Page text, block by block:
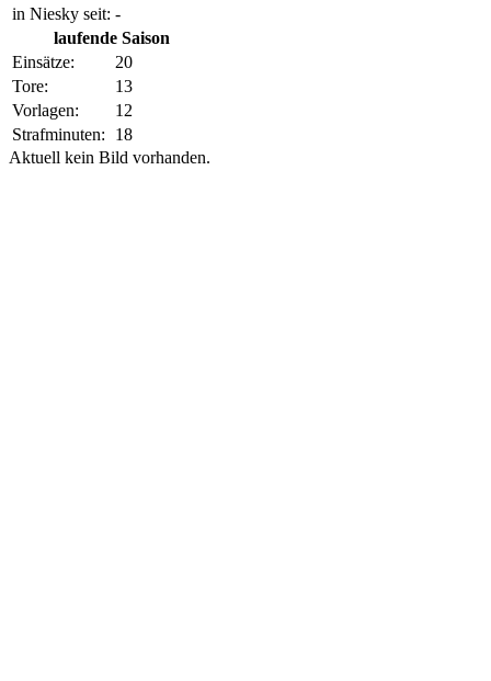
in Niesky seit: -
laufende Saison
Einsätze:
20
Tore:
13
Vorlagen:
12
Strafminuten:
18
Aktuell kein Bild vorhanden.